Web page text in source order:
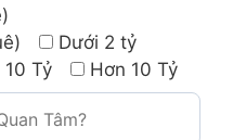
Dưới 2 tỷ
Tỷ Hơn 10 Tỷ